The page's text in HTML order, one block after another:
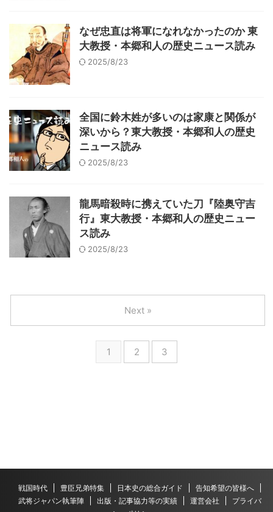
なぜ忠直は将軍になれなかったのか 東
大教授・本郷和人の歴史ニュース読み
2025/8/23
全国に鈴木姓が多いのは家康と関係が
深いから？東大教授・本郷和人の歴史
ニュース読み
2025/8/23
龍馬暗殺時に携えていた刀『陸奥守吉
行』東大教授・本郷和人の歴史ニュー
ス読み
2025/8/23
1 2 3
Next »
戦国時代 豊臣兄弟特集 日本史の総合ガイド
告知希望の皆様へ
武将ジャパン執筆陣
出版・記事協力等の実績 運営会社
プライバ